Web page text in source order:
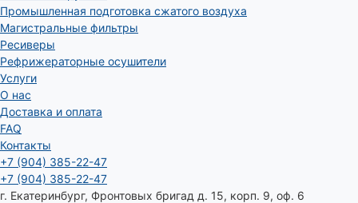
Промышленная подготовка сжатого воздуха
Магистральные фильтры
Ресиверы
Рефрижераторные осушители
Услуги
О нас
Доставка и оплата
FAQ
Контакты
+7 (904) 385-22-47
+7 (904) 385-22-47
г. Екатеринбург, Фронтовых бригад д. 15, корп. 9, оф. 6